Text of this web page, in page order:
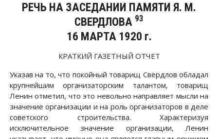
РЕЧЬ НА ЗАСЕДАНИИ ПАМЯТИ Я. М.
СВЕРДЛОВА 93
16 МАРТА 1920 г.
КРАТКИЙ ГАЗЕТНЫЙ ОТЧЕТ
Указав на то, что покойный товарищ Свердлов обладал
крупнейшим организаторским талантом, товарищ
Ленин отметил, что это невольно направляет мысли на
значение организации и на роль организаторов в деле
советского строительства. Характеризуя
исключительное значение организации, Ленин